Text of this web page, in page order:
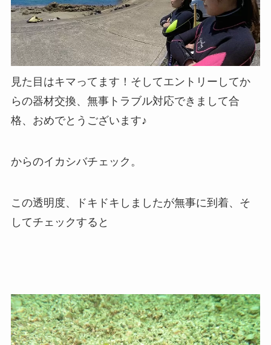
見た目はキマってます！そしてエントリーしてか
らの器材交換、無事トラブル対応できまして合
格、おめでとうございます♪
からのイカシバチェック。
この透明度、ドキドキしましたが無事に到着、そ
してチェックすると